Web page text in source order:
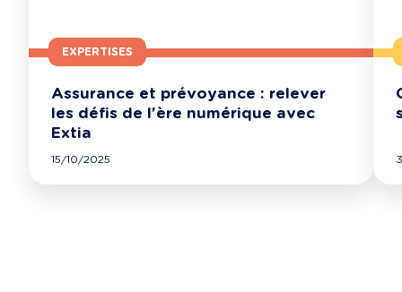
EXPERTISES
Assurance et prévoyance : relever
les défis de l'ère numérique avec
Extia
15/10/2025